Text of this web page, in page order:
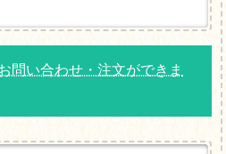
問い合わせ・注文ができま